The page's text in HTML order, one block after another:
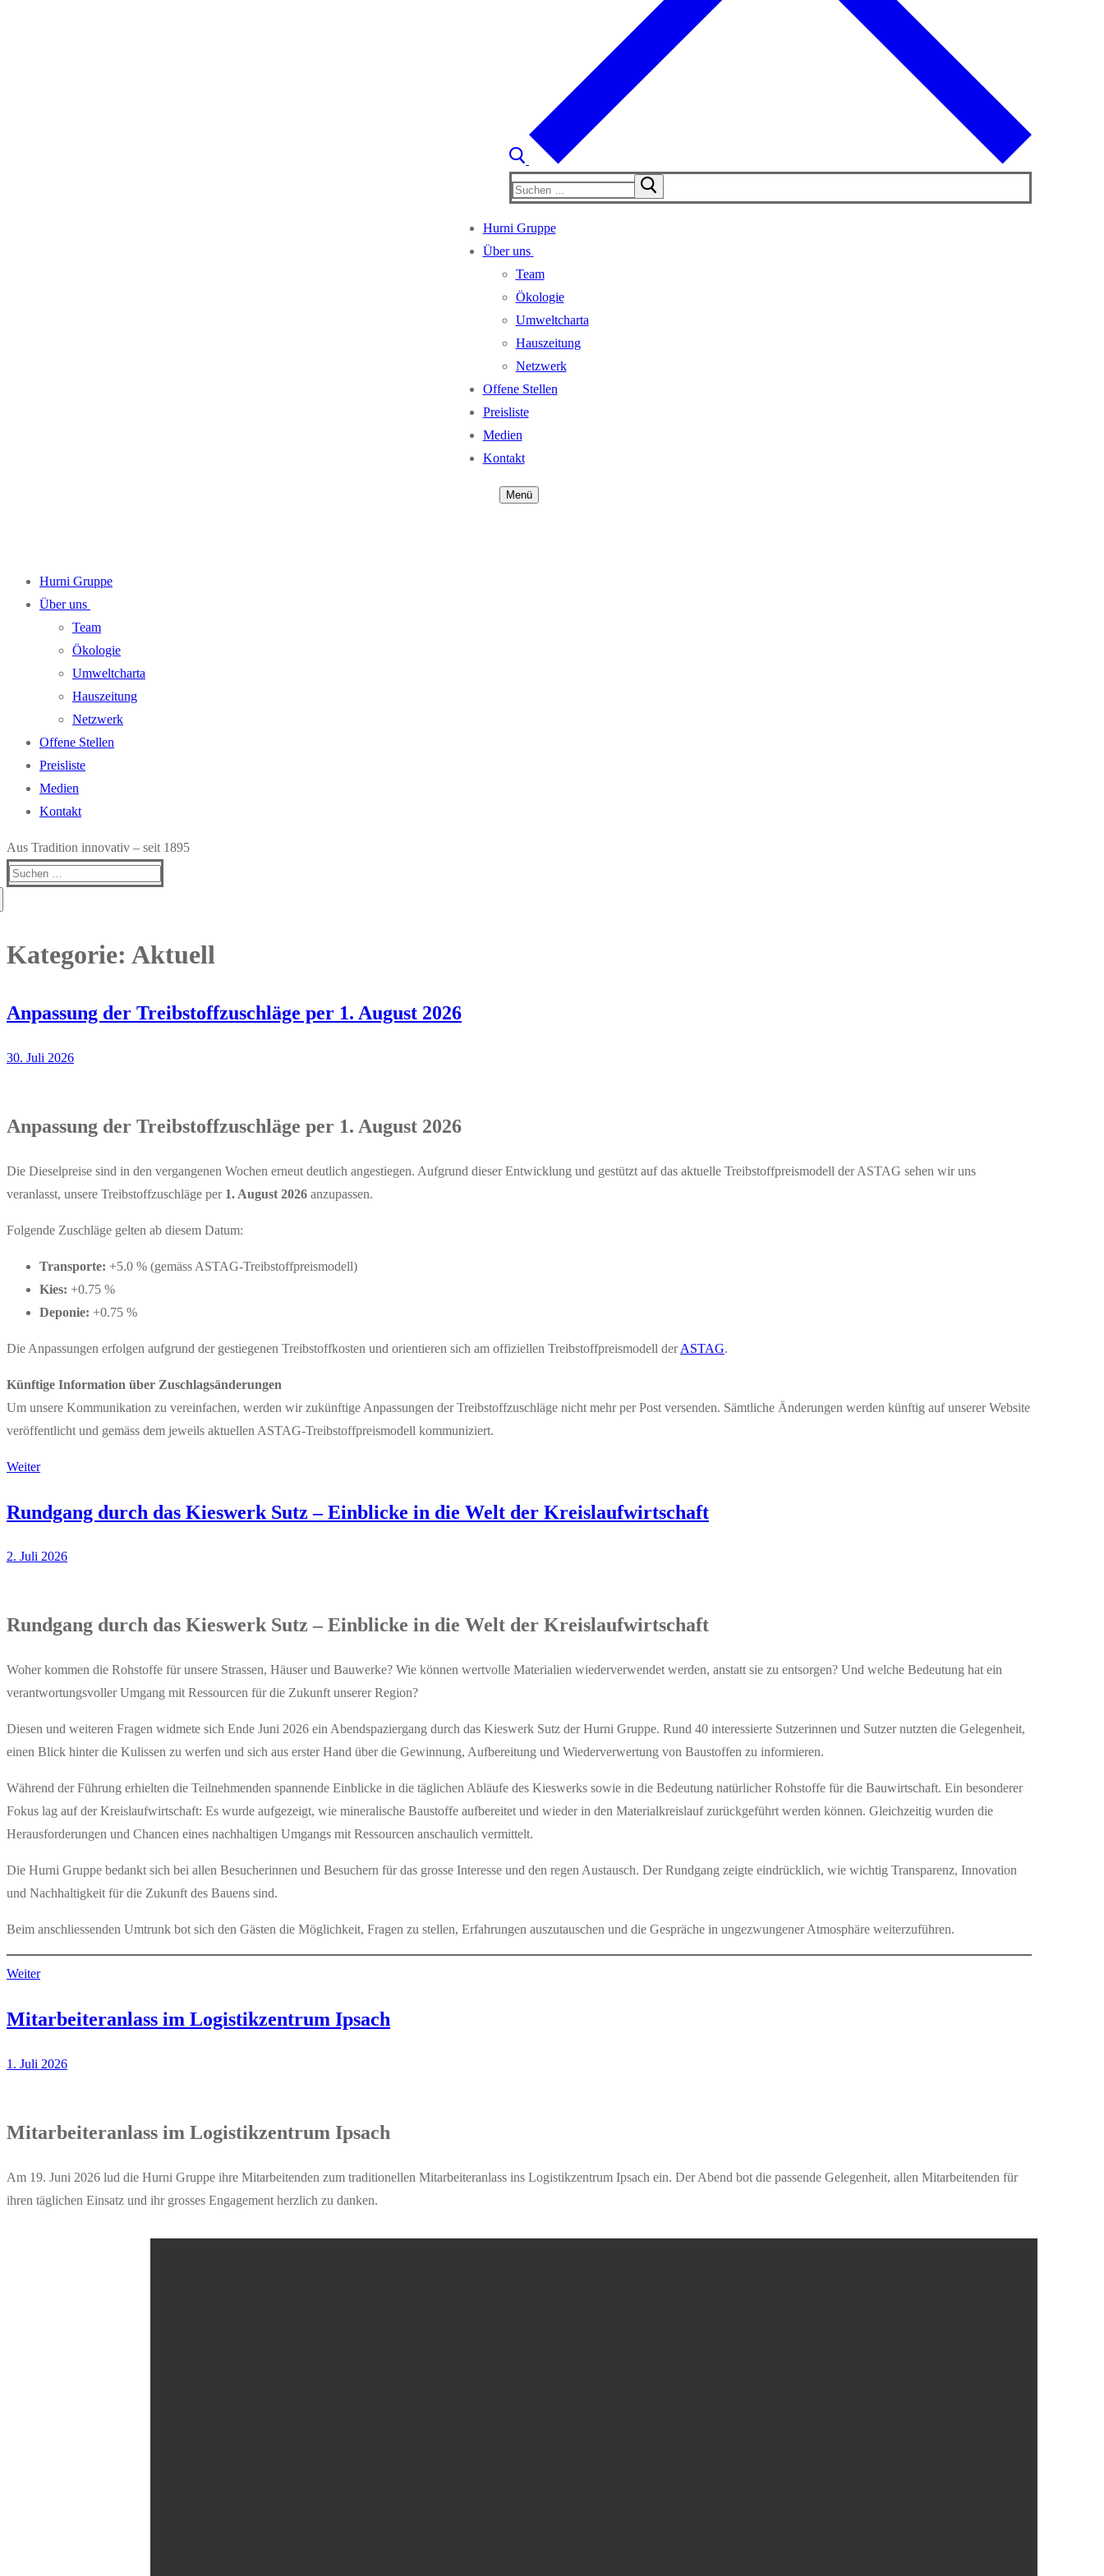
Suchen
nach:
Hurni Gruppe
Über uns
Team
Ökologie
Umweltcharta
Hauszeitung
Netzwerk
Offene Stellen
Preisliste
Medien
Kontakt
Menü
Hurni Gruppe
Über uns
Team
Ökologie
Umweltcharta
Hauszeitung
Netzwerk
Offene Stellen
Preisliste
Medien
Kontakt
Aus Tradition innovativ – seit 1895
Suchen
Kategorie: Aktuell
Anpassung der Treibstoffzuschläge per 1. August 2026
30. Juli 2026
Anpassung der Treibstoffzuschläge per 1. August 2026
Die Dieselpreise sind in den vergangenen Wochen erneut deutlich angestiegen. Aufgrund dieser Entwicklung und gestützt auf das aktuelle Treibstoffpreismodell der ASTAG sehen wir uns
veranlasst, unsere Treibstoffzuschläge per 1. August 2026 anzupassen.
Folgende Zuschläge gelten ab diesem Datum:
Transporte: +5.0 % (gemäss ASTAG-Treibstoffpreismodell)
Kies: +0.75 %
Deponie: +0.75 %
Die Anpassungen erfolgen aufgrund der gestiegenen Treibstoffkosten und orientieren sich am offiziellen Treibstoffpreismodell derASTAG.
Künftige Information über Zuschlagsänderungen
Um unsere Kommunikation zu vereinfachen, werden wir zukünftige Anpassungen der Treibstoffzuschläge nicht mehr per Post versenden. Sämtliche Änderungen werden künftig auf unserer Website
veröffentlicht und gemäss dem jeweils aktuellen ASTAG-Treibstoffpreismodell kommuniziert.
Weiter
Rundgang durch das Kieswerk Sutz – Einblicke in die Welt der Kreislaufwirtschaft
2. Juli 2026
Rundgang durch das Kieswerk Sutz – Einblicke in die Welt der Kreislaufwirtschaft
Woher kommen die Rohstoffe für unsere Strassen, Häuser und Bauwerke? Wie können wertvolle Materialien wiederverwendet werden, anstatt sie zu entsorgen? Und welche Bedeutung hat ein
verantwortungsvoller Umgang mit Ressourcen für die Zukunft unserer Region?
Diesen und weiteren Fragen widmete sich Ende Juni 2026 ein Abendspaziergang durch das Kieswerk Sutz der Hurni Gruppe. Rund 40 interessierte Sutzerinnen und Sutzer nutzten die Gelegenheit,
einen Blick hinter die Kulissen zu werfen und sich aus erster Hand über die Gewinnung, Aufbereitung und Wiederverwertung von Baustoffen zu informieren.
Während der Führung erhielten die Teilnehmenden spannende Einblicke in die täglichen Abläufe des Kieswerks sowie in die Bedeutung natürlicher Rohstoffe für die Bauwirtschaft. Ein besonderer
Fokus lag auf der Kreislaufwirtschaft: Es wurde aufgezeigt, wie mineralische Baustoffe aufbereitet und wieder in den Materialkreislauf zurückgeführt werden können. Gleichzeitig wurden die
Herausforderungen und Chancen eines nachhaltigen Umgangs mit Ressourcen anschaulich vermittelt.
Die Hurni Gruppe bedankt sich bei allen Besucherinnen und Besuchern für das grosse Interesse und den regen Austausch. Der Rundgang zeigte eindrücklich, wie wichtig Transparenz, Innovation
und Nachhaltigkeit für die Zukunft des Bauens sind.
Beim anschliessenden Umtrunk bot sich den Gästen die Möglichkeit, Fragen zu stellen, Erfahrungen auszutauschen und die Gespräche in ungezwungener Atmosphäre weiterzuführen.
Weiter
Mitarbeiteranlass im Logistikzentrum Ipsach
1. Juli 2026
Mitarbeiteranlass im Logistikzentrum Ipsach
Am 19. Juni 2026 lud die Hurni Gruppe ihre Mitarbeitenden zum traditionellen Mitarbeiteranlass ins Logistikzentrum Ipsach ein. Der Abend bot die passende Gelegenheit, allen Mitarbeitenden für
ihren täglichen Einsatz und ihr grosses Engagement herzlich zu danken.